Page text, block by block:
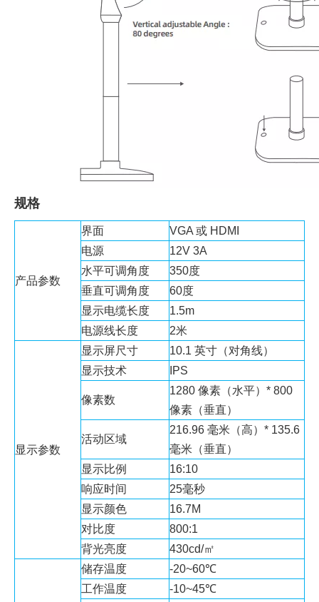
规格
产品参数
界面
VGA 或 HDMI
电源
12V 3A
水平可调角度
350度
垂直可调角度
60度
显示电缆长度
1.5m
电源线长度
2米
显示参数
显示屏尺寸
10.1 英寸（对角线）
显示技术
IPS
像素数
1280 像素（水平）* 800
像素（垂直）
活动区域
216.96 毫米（高）* 135.6
毫米（垂直）
显示比例
16:10
响应时间
25毫秒
显示颜色
16.7M
对比度
800:1
背光亮度
430cd/㎡
储存温度
-20~60℃
工作温度
-10~45℃